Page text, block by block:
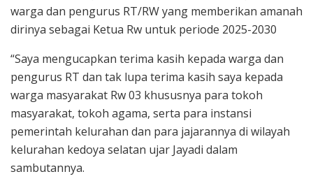
warga dan pengurus RT/RW yang memberikan amanah
dirinya sebagai Ketua Rw untuk periode 2025-2030
“Saya mengucapkan terima kasih kepada warga dan
pengurus RT dan tak lupa terima kasih saya kepada
warga masyarakat Rw 03 khususnya para tokoh
masyarakat, tokoh agama, serta para instansi
pemerintah kelurahan dan para jajarannya di wilayah
kelurahan kedoya selatan ujar Jayadi dalam
sambutannya.